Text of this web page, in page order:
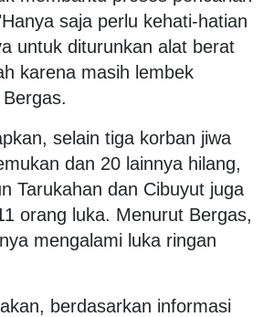
saja perlu kehati-hatian
untuk diturunkan alat berat
karena masih lembek
selain tiga korban jiwa
dan 20 lainnya hilang,
Tarukahan dan Cibuyut juga
orang luka. Menurut Bergas,
mengalami luka ringan
berdasarkan informasi